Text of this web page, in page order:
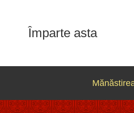
Împarte asta